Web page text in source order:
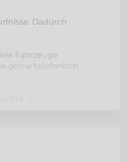
Dadurch
Fahrzeuge
gerne telefonisch